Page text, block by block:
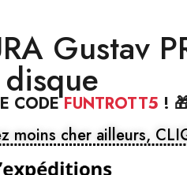
Gustav
CODEFUNTROTT5 !
moins cher ailleurs,